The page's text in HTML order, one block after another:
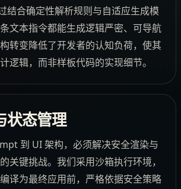
结合确定性解析规则与自适应生成模
文本指令都能生成逻辑严密、可导航
转变降低了开发者的认知负荷，使其
逻辑，而非样板代码的实现细节。
状态管理
到 UI 架构，必须解决安全渲染与
关键挑战。我们采用沙箱执行环境，
译为最终应用前，严格依据安全策略